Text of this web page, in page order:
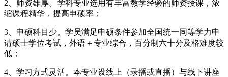
2、师资雄厚。学科专业选用有丰富教学经验的师资授课，浓
缩课程精华，提高申硕率；
3、申硕科目少。学员满足申硕条件参加全国统一同等学力申
请硕士学位考试，外语＋专业综合，百分制六十分及格难度较
低；
4、学习方式灵活。本专业设线上（录播或直播）与线下讲座